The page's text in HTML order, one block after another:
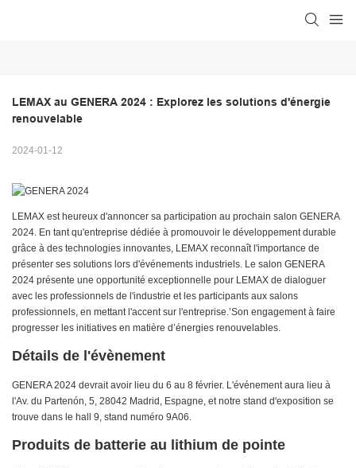
LEMAX au GENERA 2024 : Explorez les solutions d'énergie
renouvelable
2024-01-12
LEMAX est heureux d'annoncer sa participation au prochain salon GENERA
2024. En tant qu'entreprise dédiée à promouvoir le développement durable
grâce à des technologies innovantes, LEMAX reconnaît l'importance de
présenter ses solutions lors d'événements industriels. Le salon GENERA
2024 présente une opportunité exceptionnelle pour LEMAX de dialoguer
avec les professionnels de l'industrie et les participants aux salons
professionnels, en mettant l'accent sur l'entreprise.’Son engagement à faire
progresser les initiatives en matière d’énergies renouvelables.
Détails de l'évènement
GENERA 2024 devrait avoir lieu du 6 au 8 février. L'événement aura lieu à
l'Av. du Partenón, 5, 28042 Madrid, Espagne, et notre stand d'exposition se
trouve dans le hall 9, stand numéro 9A06.
Produits de batterie au lithium de pointe